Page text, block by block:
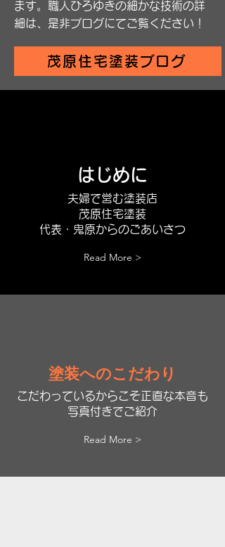
ます。職人ひろゆきの細かな技術の詳
細は、是非ブログにてご覧ください！
茂原住宅塗装ブログ
はじめに
​夫婦で営む塗装店
茂原住宅塗装
代表・鬼原からのごあいさつ
Read More >
塗装へのこだわり
こだわっているからこそ正直な本音も
写真付きでご紹介
Read More >